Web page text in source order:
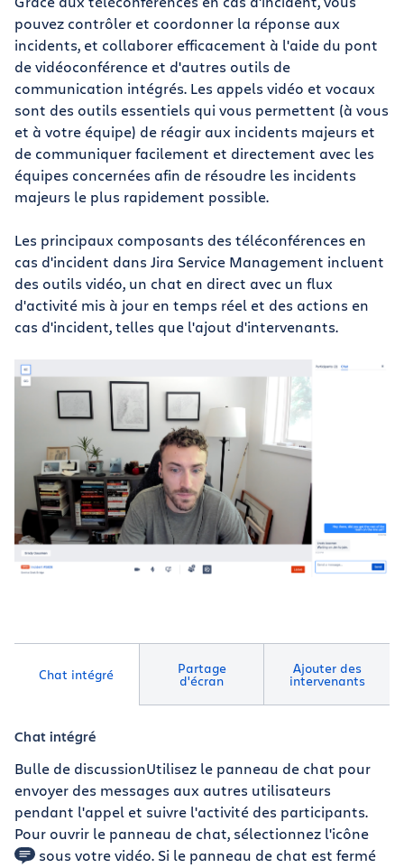
pouvez contrôler et coordonner la réponse aux
incidents, et collaborer efficacement à l'aide du pont
de vidéoconférence et d'autres outils de
communication intégrés. Les appels vidéo et vocaux
sont des outils essentiels qui vous permettent (à vous
et à votre équipe) de réagir aux incidents majeurs et
de communiquer facilement et directement avec les
équipes concernées afin de résoudre les incidents
majeurs le plus rapidement possible.
Les principaux composants des téléconférences en
cas d'incident dans Jira Service Management incluent
des outils vidéo, un chat en direct avec un flux
d'activité mis à jour en temps réel et des actions en
cas d'incident, telles que l'ajout d'intervenants.
Chat intégré Partage
d'écran
Ajouter des
intervenants
Chat intégré
Bulle de discussionUtilisez le panneau de chat pour
envoyer des messages aux autres utilisateurs
pendant l'appel et suivre l'activité des participants.
Pour ouvrir le panneau de chat, sélectionnez l'icône
sous votre vidéo. Si le panneau de chat est fermé